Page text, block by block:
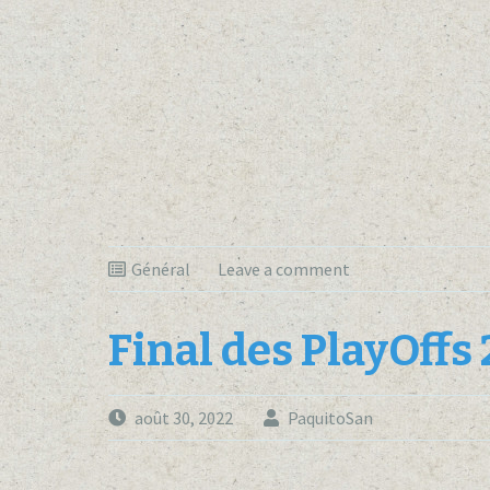
Général Leave a comment
Final des PlayOffs
août 30, 2022 PaquitoSan